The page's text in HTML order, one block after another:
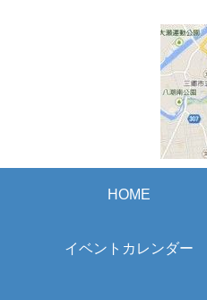
HOME
イベントカレンダー